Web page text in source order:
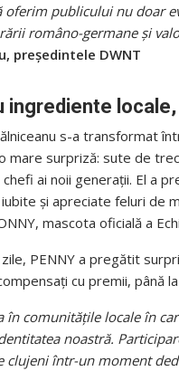
oferim publicului nu doar
româno-germane și
președintele DWNT
ingrediente
s-a transformat
mare surpriză: sute de
ai noii generații. El a
și apreciate feluri de
mascota oficială a
PENNY a pregătit
cu premii, până
în comunitățile locale în
noastră.
clujeni într-un moment